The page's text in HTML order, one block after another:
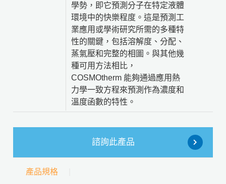
學勢，即它預測分子在特定液體
環境中的快樂程度。這是預測工
業應用或學術研究所需的多種特
性的關鍵，包括溶解度、分配、
蒸氣壓和完整的相圖。與其他幾
種可用方法相比，
COSMOtherm 能夠通過應用熱
力學一致方程來預測作為濃度和
溫度函數的特性。
諮詢此產品
產品規格